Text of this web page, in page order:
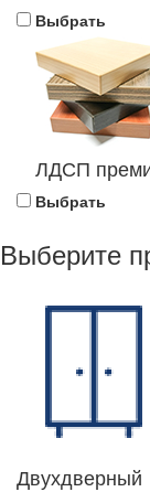
Выбрать
ЛДСП
Выбрать
Выберите
Двухдверный